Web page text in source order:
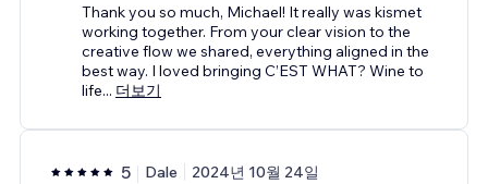
Thank you so much, Michael! It really was kismet
working together. From your clear vision to the
creative flow we shared, everything aligned in the
best way. I loved bringing C’EST WHAT? Wine to
life... 더보기
5 Dale 2024년 10월 24일